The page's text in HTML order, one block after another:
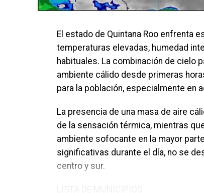
El estado de Quintana Roo enfrenta
temperaturas elevadas, humedad
habituales. La combinación de cielo
ambiente cálido desde primeras
para la población, especialmente en
La presencia de una masa de aire
de la sensación térmica, mientras
ambiente sofocante en la mayor
significativas durante el día, no se
centro y sur.